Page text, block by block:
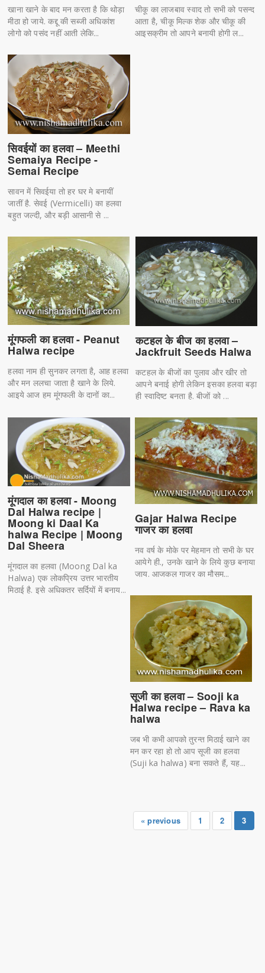
चीकू का लाजबाव स्वाद तो सभी को पसन्द
आता है, चीकू मिल्क शेक और चीकू की
आइसक्रीम तो आपने बनायी होगी ल...
खाना खाने के बाद मन करता है कि थोड़ा
मीठा हो जाये. कद्दू की सब्जी अधिकांश
लोगो को पसंद नहीं आती लेकि...
सिवईयों का हलवा – Meethi
Semaiya Recipe -
Semai Recipe
सावन में सिवईया तो हर घर मे बनायीं
जातीं है. सेवई (Vermicelli) का हलवा
बहुत जल्दी, और बड़ी आसानी से ...
मूंगफली का हलवा - Peanut
Halwa recipe
हलवा नाम ही सुनकर लगता है, आह हलवा
और मन ललचा जाता है खाने के लिये.
आइये आज हम मूंगफली के दानों का...
कटहल के बीज का हलवा –
Jackfruit Seeds Halwa
कटहल के बीजों का पुलाव और खीर तो
आपने बनाई होगी लेकिन इसका हलवा बड़ा
ही स्वादिष्ट बनता है. बीजों को ...
मूंगदाल का हलवा - Moong
Dal Halwa recipe |
Moong ki Daal Ka
halwa Recipe | Moong
Dal Sheera
मूंगदाल का हलवा (Moong Dal ka
Halwa) एक लोकप्रिय उत्तर भारतीय
मिठाई है. इसे अधिकतर सर्दियों में बनाय...
Gajar Halwa Recipe
गाजर का हलवा
नव वर्ष के मोके पर मेहमान तो सभी के घर
आयेगे ही., उनके खाने के लिये कुछ बनाया
जाय. आजकल गाजर का मौसम...
सूजी का हलवा – Sooji ka
Halwa recipe – Rava ka
halwa
जब भी कभी आपको तुरन्त मिठाई खाने का
मन कर रहा हो तो आप सूजी का हलवा
(Suji ka halwa) बना सकते हैं, यह...
« previous 1 2 3